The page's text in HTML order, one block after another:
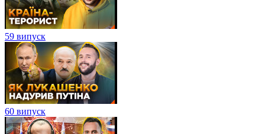
59 випуск
60 випуск